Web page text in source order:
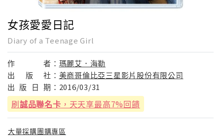
女孩愛愛日記
Diary of a Teenage Girl
作 者： 瑪麗艾．海勒
出
版 社： 美商哥倫比亞三星影片股份有限公司
出 版 日 期： 2016/03/31
刷誠品聯名卡 ，天天享最高7%回饋
大量採購團購專區